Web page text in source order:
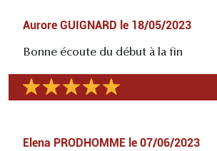
Aurore GUIGNARD le 18/05/2023
Bonne écoute du début à la fin
Elena PRODHOMME le 07/06/2023